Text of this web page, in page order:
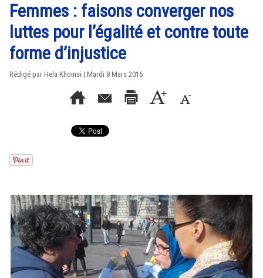
Femmes : faisons converger nos
luttes pour l’égalité et contre toute
forme d’injustice
Rédigé par Hela Khomsi | Mardi 8 Mars 2016